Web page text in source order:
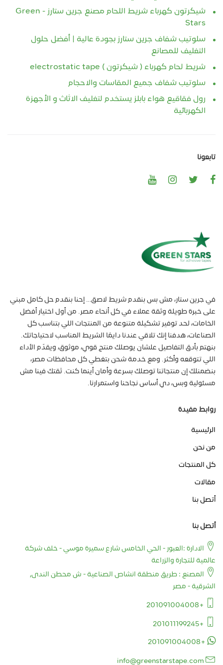
شيكرتون كهرباء شريط اللحام مصنع جرين ستارز - Green
Stars
سلوتيب شفاف جرين ستارز بجودة عالية | أفضل حلول
التغليف للمصانع
شريط لحام كهرباء ( شيكرتون ) electrostatic tape
سلوتيب شفاف جميع المقاسات والاحجام
رول فقاقيع هواء بابلز يستخدم لتغليف الاثاث و الأجهزة
الكهربائية
تابعونا
في جرين ستار، مش بس بنقدم شريط لاصق… إحنا بنقدم حل كامل مبني
على خبرة طويلة وثقة عملاء في كل أنحاء مصر. من أول اختيار أفضل
الخامات، لحد توفير تشكيلة متنوعة من المنتجات اللي بتناسب كل
الصناعات، هدفنا إنك تلاقي عندنا دايمًا الشريط المناسب لاحتياجاتك.
بنهتم بأدق التفاصيل علشان يوصلك منتج قوي، موثوق، ويقدّم الأداء
اللي تتوقعه وأكثر. ومع خدمة شحن بتغطي كل محافظات مصر،
بنضمنلك إن منتجاتنا توصلك بسرعة وأمان أينما كنت. ثقتك فينا مش
مسئولية وبس، دي أساس نجاحنا واستمرارنا.
روابط مفيدة
الرئيسية
من نحن
كل المنتجات
مقالات
أتصل بنا
أتصل بنا
الادارة :العبور - الحي الخامس شارع سميرة موسي - خلف شركة
عالمية للتجارة والزراعة
المصنع : طريق منطقة انشاص الصناعية - ش محطن الندى,
الشرقية - مصر
+201091004008
+201011199245
+201091004008
info@greenstarstape.com